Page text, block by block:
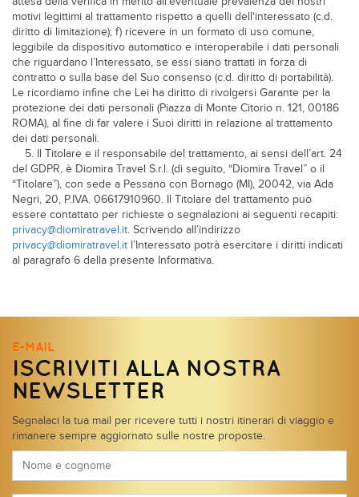
motivi legittimi al trattamento rispetto a quelli dell'interessato (c.d.
diritto di limitazione); f) ricevere in un formato di uso comune,
leggibile da dispositivo automatico e interoperabile i dati personali
che riguardano l’Interessato, se essi siano trattati in forza di
contratto o sulla base del Suo consenso (c.d. diritto di portabilità).
Le ricordiamo infine che Lei ha diritto di rivolgersi Garante per la
protezione dei dati personali (Piazza di Monte Citorio n. 121, 00186
ROMA), al fine di far valere i Suoi diritti in relazione al trattamento
dei dati personali.
5. Il Titolare e il responsabile del trattamento, ai sensi dell’art. 24
del GDPR, è Diomira Travel S.r.l. (di seguito, “Diomira Travel” o il
“Titolare”), con sede a Pessano con Bornago (MI), 20042, via Ada
Negri, 20, P.IVA. 06617910960. Il Titolare del trattamento può
essere contattato per richieste o segnalazioni ai seguenti recapiti:
privacy@diomiratravel.it. Scrivendo all’indirizzo
privacy@diomiratravel.it l’Interessato potrà esercitare i diritti indicati
al paragrafo 6 della presente Informativa.
E-MAIL
ISCRIVITI ALLA NOSTRA
NEWSLETTER
Segnalaci la tua mail per ricevere tutti i nostri itinerari di viaggio e
rimanere sempre aggiornato sulle nostre proposte.